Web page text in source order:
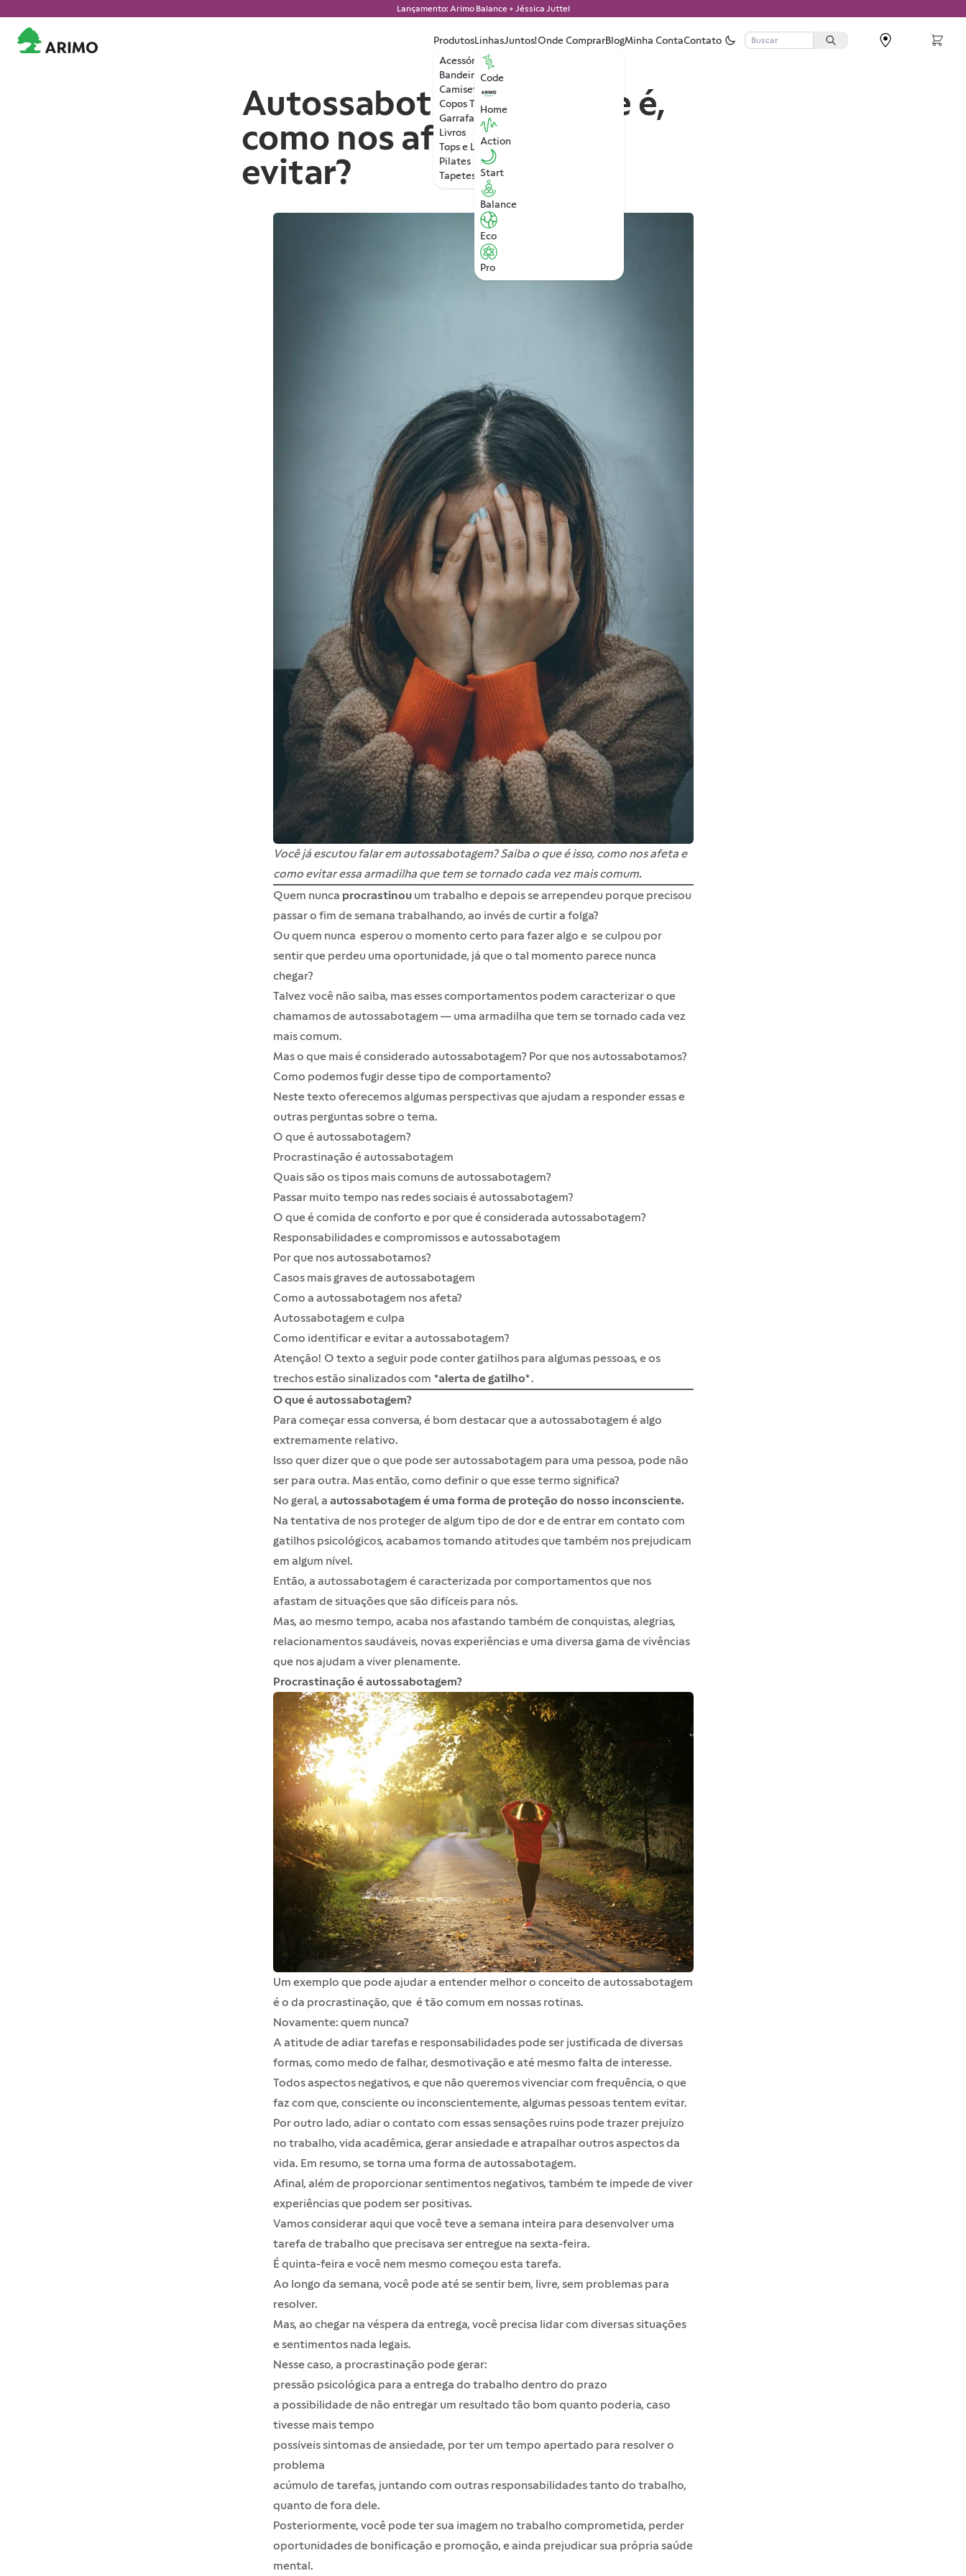
Lançamento: Arimo Balance + Jéssica Juttel
Produtos
Acessórios
Bandeiras
Camisetas
Copos Térmicos
Garrafa de Água
Livros
Tops e Leggings
Pilates
Tapetes de Yoga
Linhas
Code
Home
Action
Start
Balance
Eco
Pro
Juntos!Onde ComprarBlogMinha ContaContato
Autossabotagem: O que é,
como nos afeta e como
evitar?
Você já escutou falar em autossabotagem? Saiba o que é isso, como nos afeta e
como evitar essa armadilha que tem se tornado cada vez mais comum.
Quem nunca procrastinouum trabalho e depois se arrependeu porque precisou
passar o fim de semana trabalhando, ao invés de curtir a folga?
Ou quem nunca esperouo momento certo para fazer algo e se culpou por
sentir que perdeu uma oportunidade, já que o tal momento parece nunca
chegar?
Talvez você não saiba, mas esses comportamentos podem caracterizar o que
chamamos de autossabotagem — uma armadilha que tem se tornado cada vez
mais comum.
Mas o que mais é considerado autossabotagem? Por que nos autossabotamos?
Como podemos fugir desse tipo de comportamento?
Neste texto oferecemos algumas perspectivas que ajudam a responder essas e
outras perguntas sobre o tema.
O que é autossabotagem?
Procrastinação é autossabotagem
Quais são os tipos mais comuns de autossabotagem?
Passar muito tempo nas redes sociais é autossabotagem?
O que é comida de conforto e por que é considerada autossabotagem?
Responsabilidades e compromissos e autossabotagem
Por que nos autossabotamos?
Casos mais graves de autossabotagem
Como a autossabotagem nos afeta?
Autossabotagem e culpa
Como identificar e evitar a autossabotagem?
Atenção! O texto a seguir pode conter gatilhos para algumas pessoas, e os
trechos estão sinalizados com *alerta de gatilho*.
O que é autossabotagem?
Para começar essa conversa, é bom destacar que a autossabotagem é algo
extremamente relativo.
Isso quer dizer que o que pode ser autossabotagem para uma pessoa, pode não
ser para outra. Mas então, como definir o que esse termo significa?
No geral, aautossabotagem é uma forma de proteção do nosso inconsciente.
Na tentativa de nos proteger de algum tipo de dor e de entrar em contato com
gatilhos psicológicos, acabamos tomando atitudes que também nos prejudicam
em algum nível.
Então, a autossabotagem é caracterizada por comportamentos que nos
afastam de situações que são difíceis para nós.
Mas, ao mesmo tempo, acaba nos afastando também de conquistas, alegrias,
relacionamentos saudáveis, novas experiências e uma diversa gama de vivências
que nos ajudam a viver plenamente.
Procrastinação é autossabotagem?
Um exemplo que pode ajudar a entender melhor o conceito de autossabotagem
é o da procrastinação, que é tão comum em nossas rotinas.
Novamente: quem nunca?
A atitude de adiar tarefas e responsabilidades pode ser justificada de diversas
formas, como medo de falhar, desmotivação e até mesmo falta de interesse.
Todos aspectos negativos, e que não queremos vivenciar com frequência, o que
faz com que, consciente ou inconscientemente, algumas pessoas tentem evitar.
Por outro lado, adiar o contato com essas sensações ruins pode trazer prejuízo
no trabalho, vida acadêmica, gerar ansiedade e atrapalhar outros aspectos da
vida. Em resumo, se torna uma forma de autossabotagem.
Afinal, além de proporcionar sentimentos negativos, também te impede de viver
experiências que podem ser positivas.
Vamos considerar aqui que você teve a semana inteira para desenvolver uma
tarefa de trabalho que precisava ser entregue na sexta-feira.
É quinta-feira e você nem mesmo começou esta tarefa.
Ao longo da semana, você pode até se sentir bem, livre, sem problemas para
resolver.
Mas, ao chegar na véspera da entrega, você precisa lidar com diversas situações
e sentimentos nada legais.
Nesse caso, a procrastinação pode gerar:
pressão psicológica para a entrega do trabalho dentro do prazo
a possibilidade de não entregar um resultado tão bom quanto poderia, caso
tivesse mais tempo
possíveis sintomas de ansiedade, por ter um tempo apertado para resolver o
problema
acúmulo de tarefas, juntando com outras responsabilidades tanto do trabalho,
quanto de fora dele.
Posteriormente, você pode ter sua imagem no trabalho comprometida, perder
oportunidades de bonificação e promoção, e ainda prejudicar sua própria saúde
mental.